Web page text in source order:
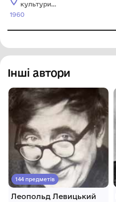
культури
"Хмельницький
1960
Інші автори
144 предметів
Леопольд Левицький